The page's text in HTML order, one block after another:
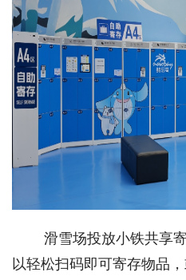
滑雪场投放小铁共享
以轻松扫码即可寄存物品